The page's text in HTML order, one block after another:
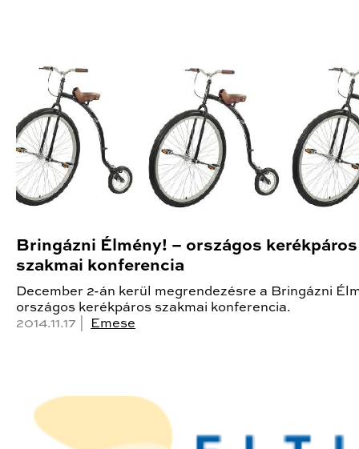
Bringázni Élmény! – országos kerékpáros
szakmai konferencia
December 2-án kerül megrendezésre a Bringázni
országos kerékpáros szakmai konferencia.
2014.11.17 |
Emese